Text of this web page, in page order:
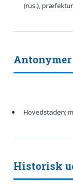
(rus.), præfektur
Antonymer
Hovedstaden;
Historisk